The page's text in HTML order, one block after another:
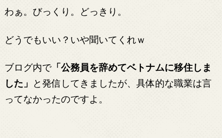
わぁ。びっくり。どっきり。
どうでもいい？いや聞いてくれｗ
ブログ内で「公務員を辞めてベトナムに移住しま
した」 と発信してきましたが、具体的な職業は言
ってなかったのですよ。